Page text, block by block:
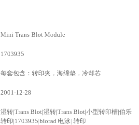
Mini Trans-Blot Module
1703935
每套包含：转印夹，海绵垫，冷却芯
2001-12-28
湿转|Trans Blot|湿转|Trans Blot|小型转印槽|伯乐
转印|1703935|biorad 电泳| 转印